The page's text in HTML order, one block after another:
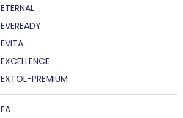
ETERNAL
EVEREADY
EVITA
EXCELLENCE
EXTOL-PREMIUM
FA